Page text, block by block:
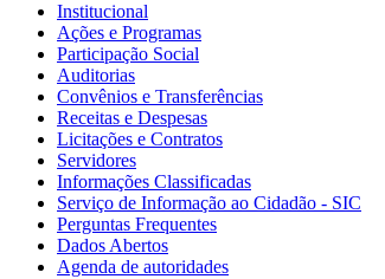
Institucional
Ações e Programas
Participação Social
Auditorias
Convênios e Transferências
Receitas e Despesas
Licitações e Contratos
Servidores
Informações Classificadas
Serviço de Informação ao Cidadão - SIC
Perguntas Frequentes
Dados Abertos
Agenda de autoridades